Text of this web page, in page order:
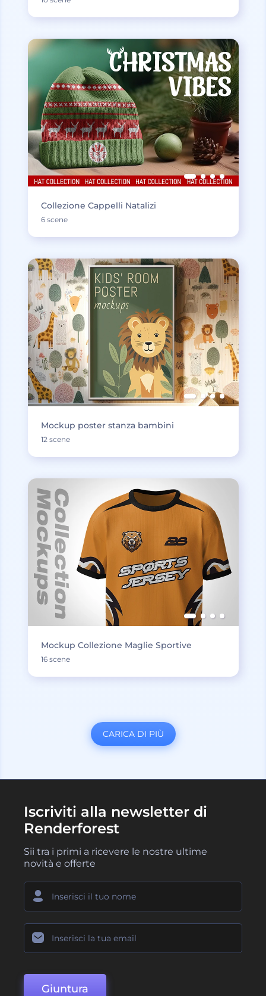
Collezione Cappelli Natalizi
6 scene
Mockup poster stanza bambini
12 scene
Mockup Collezione Maglie Sportive
16 scene
CARICA DI PIÙ
Iscriviti alla newsletter di
Renderforest
Sii tra i primi a ricevere le nostre ultime
novità e offerte
Giuntura